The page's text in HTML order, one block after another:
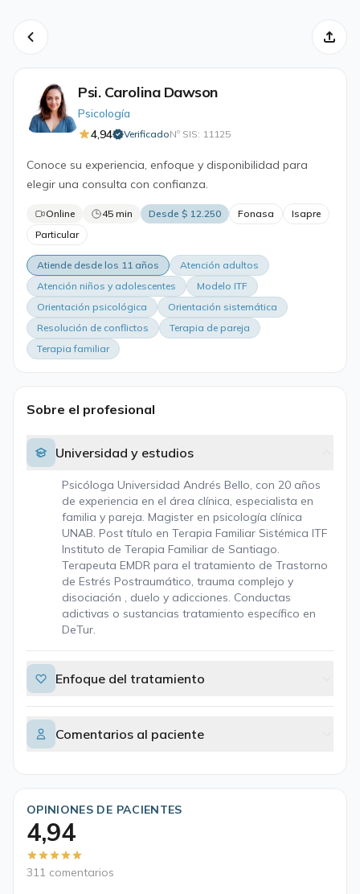
Psi. Carolina Dawson
Psicología
4,94
VerificadoNº SIS: 11125·
Conoce su experiencia, enfoque y disponibilidad para
elegir una consulta con confianza.
Online 45 min Desde $ 12.250 Fonasa
Isapre
Particular
Atiende desde los 11 años
Atención adultos
Atención niños y adolescentes
Modelo ITF
Orientación psicológica
Orientación sistemática
Resolución de conflictos
Terapia de pareja
Terapia familiar
Sobre el profesional
Universidad y estudios
Psicóloga Universidad Andrés Bello, con 20 años
de experiencia en el área clínica, especialista en
familia y pareja. Magister en psicología clínica
UNAB. Post título en Terapia Familiar Sistémica ITF
Instituto de Terapia Familiar de Santiago.
Terapeuta EMDR para el tratamiento de Trastorno
de Estrés Postraumático, trauma complejo y
disociación , duelo y adicciones. Conductas
adictivas o sustancias tratamiento específico en
DeTur.
Enfoque del tratamiento
Comentarios al paciente
OPINIONES DE PACIENTES
4,94
311 comentarios